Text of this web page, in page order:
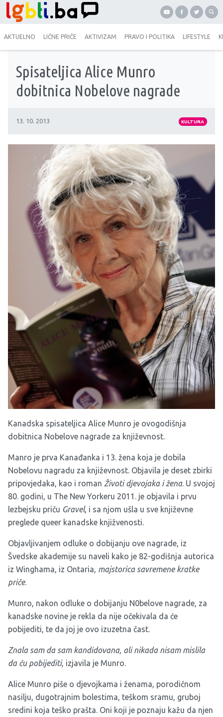
AKTUELNO LIČNE PRIČE AKTIVIZAM PRAVO I POLITIKA LIFESTYLE
Spisateljica Alice Munro
dobitnica Nobelove nagrade
13. 10. 2013 KULTURA
Kanadska spisateljica Alice Munro je ovogodišnja
dobitnica Nobelove nagrade za književnost.
Manro je prva Kanađanka i 13. žena koja je dobila
Nobelovu nagradu za književnost. Objavila je deset zbirki
pripovjedaka, kao i roman Životi djevojaka i žena. U svojoj
80. godini, u The New Yorkeru 2011. je objavila i prvu
lezbejsku priču Gravel, i sa njom ušla u sve književne
preglede queer kanadske knjižvenosti.
Objavljivanjem odluke o dobijanju ove nagrade, iz
Švedske akademije su naveli kako je 82-godišnja autorica
iz Winghama, iz Ontaria, majstorica savremene kratke
priče.
Munro, nakon odluke o dobijanju N0belove nagrade, za
kanadske novine je rekla da nije očekivala da će
pobijediti, te da joj je ovo izuzetna čast.
Znala sam da sam kandidovana, ali nikada nisam mislila
da ću pobijediti, izjavila je Munro.
Alice Munro piše o djevojkama i ženama, porodičnom
nasilju, dugotrajnim bolestima, teškom sramu, gruboj
sredini koja teško prašta. Oni koji je poznaju kažu da njen